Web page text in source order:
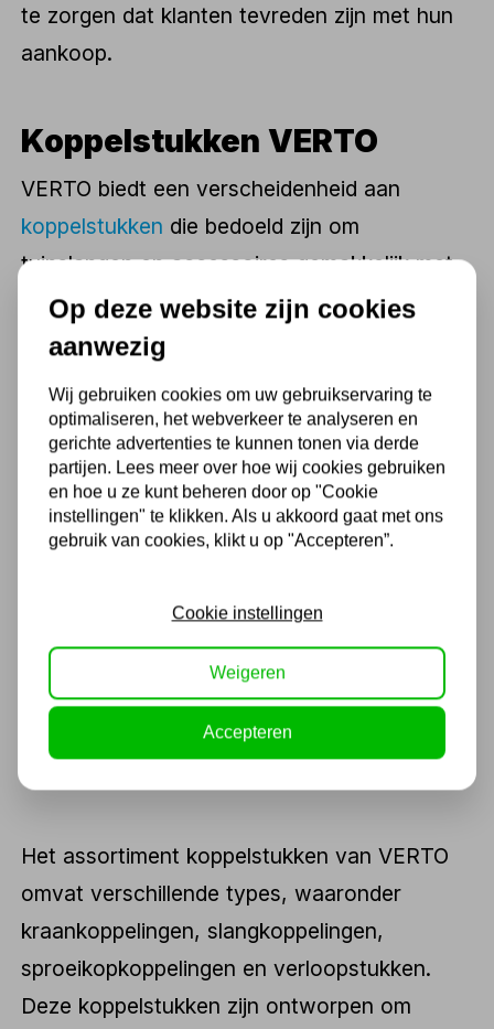
te zorgen dat klanten tevreden zijn met hun
aankoop.
Koppelstukken VERTO
VERTO biedt een verscheidenheid aan
koppelstukken die bedoeld zijn om
tuinslangen en accessoires gemakkelijk met
elkaar te verbinden. Deze koppelstukken zijn
ontworpen om lekvrije en stevige
gedoe kunt genieten van een optimale
waterstroom in je tuin.
De koppelstukken van VERTO zijn doorgaans
messing, kunststof of rubber. Deze
materialen zijn bestand tegen de elementen,
waardoor de koppelstukken lang meegaan en
bestand zijn tegen slijtage, corrosie en
andere vormen van schade.
Het assortiment koppelstukken van VERTO
omvat verschillende types, waaronder
kraankoppelingen, slangkoppelingen,
sproeikopkoppelingen en verloopstukken.
Deze koppelstukken zijn ontworpen om
Op deze website zijn cookies
aanwezig
Wij gebruiken cookies om uw gebruikservaring te
optimaliseren, het webverkeer te analyseren en
gerichte advertenties te kunnen tonen via derde
partijen. Lees meer over hoe wij cookies gebruiken
en hoe u ze kunt beheren door op "Cookie
instellingen" te klikken. Als u akkoord gaat met ons
gebruik van cookies, klikt u op "Accepteren”.
Cookie instellingen
Weigeren
Accepteren